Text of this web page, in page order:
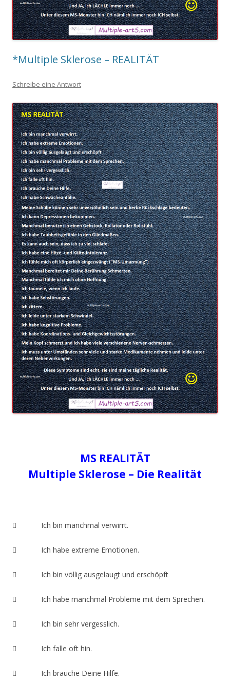
*Multiple Sklerose – REALITÄT
Schreibe eine Antwort
MS REALITÄT
Multiple Sklerose – Die Realität
 Ich bin manchmal verwirrt.
 Ich habe extreme Emotionen.
 Ich bin völlig ausgelaugt und erschöpft
 Ich habe manchmal Probleme mit dem Sprechen.
 Ich bin sehr vergesslich.
 Ich falle oft hin.
 Ich brauche Deine Hilfe.